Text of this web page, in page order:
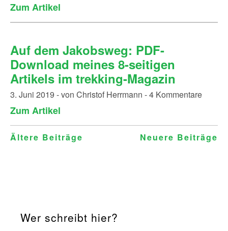
Zum Artikel
Auf dem Jakobsweg: PDF-
Download meines 8-seitigen
Artikels im trekking-Magazin
3. Juni 2019 - von Christof Herrmann - 4 Kommentare
Zum Artikel
Beitragsnavigation
Ältere Beiträge Neuere Beiträge
Wer schreibt hier?